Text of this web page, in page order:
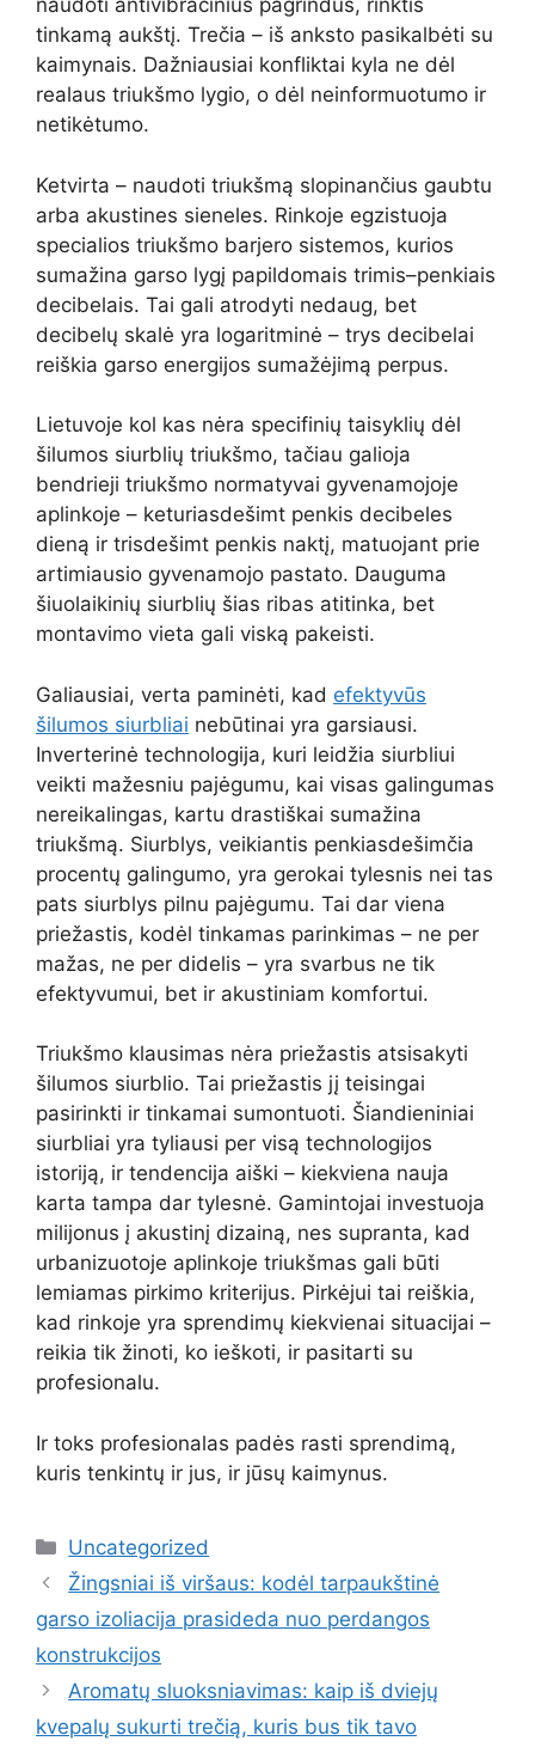
naudoti antivibracinius pagrindus, rinktis
tinkamą aukštį. Trečia – iš anksto pasikalbėti su
kaimynais. Dažniausiai konfliktai kyla ne dėl
realaus triukšmo lygio, o dėl neinformuotumo ir
netikėtumo.
Ketvirta – naudoti triukšmą slopinančius gaubtu
arba akustines sieneles. Rinkoje egzistuoja
specialios triukšmo barjero sistemos, kurios
sumažina garso lygį papildomais trimis–penkiais
decibelais. Tai gali atrodyti nedaug, bet
decibelų skalė yra logaritminė – trys decibelai
reiškia garso energijos sumažėjimą perpus.
Lietuvoje kol kas nėra specifinių taisyklių dėl
šilumos siurblių triukšmo, tačiau galioja
bendrieji triukšmo normatyvai gyvenamojoje
aplinkoje – keturiasdešimt penkis decibeles
dieną ir trisdešimt penkis naktį, matuojant prie
artimiausio gyvenamojo pastato. Dauguma
šiuolaikinių siurblių šias ribas atitinka, bet
montavimo vieta gali viską pakeisti.
Galiausiai, verta paminėti, kad efektyvūs
šilumos siurbliai nebūtinai yra garsiausi.
Inverterinė technologija, kuri leidžia siurbliui
veikti mažesniu pajėgumu, kai visas galingumas
nereikalingas, kartu drastiškai sumažina
triukšmą. Siurblys, veikiantis penkiasdešimčia
procentų galingumo, yra gerokai tylesnis nei tas
pats siurblys pilnu pajėgumu. Tai dar viena
priežastis, kodėl tinkamas parinkimas – ne per
mažas, ne per didelis – yra svarbus ne tik
efektyvumui, bet ir akustiniam komfortui.
Triukšmo klausimas nėra priežastis atsisakyti
šilumos siurblio. Tai priežastis jį teisingai
pasirinkti ir tinkamai sumontuoti. Šiandieniniai
siurbliai yra tyliausi per visą technologijos
istoriją, ir tendencija aiški – kiekviena nauja
karta tampa dar tylesnė. Gamintojai investuoja
milijonus į akustinį dizainą, nes supranta, kad
urbanizuotoje aplinkoje triukšmas gali būti
lemiamas pirkimo kriterijus. Pirkėjui tai reiškia,
kad rinkoje yra sprendimų kiekvienai situacijai –
reikia tik žinoti, ko ieškoti, ir pasitarti su
profesionalu.
Ir toks profesionalas padės rasti sprendimą,
kuris tenkintų ir jus, ir jūsų kaimynus.
Kategorijos
Uncategorized
Žingsniai iš viršaus: kodėl tarpaukštinė
garso izoliacija prasideda nuo perdangos
konstrukcijos
Aromatų sluoksniavimas: kaip iš dviejų
kvepalų sukurti trečią, kuris bus tik tavo